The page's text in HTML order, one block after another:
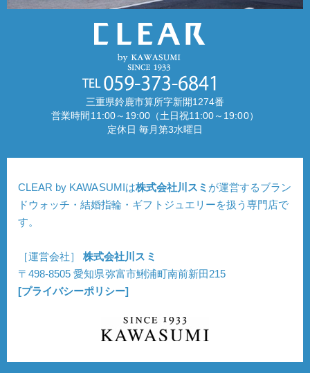
三重県鈴鹿市算所字新開1274番
営業時間11:00～19:00（土日祝11:00～19:00）
定休日 毎月第3水曜日
CLEAR by KAWASUMIは株式会社川スミ が運営するブラン
ドウォッチ・結婚指輪・ギフトジュエリーを扱う専門店で
す。
［運営会社］株式会社川スミ
〒498-8505 愛知県弥富市鯏浦町南前新田215
[プライバシーポリシー]